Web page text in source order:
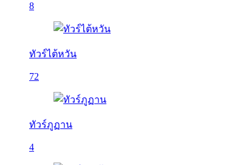
8
ทัวร์ไต้หวัน
72
ทัวร์ภูฏาน
4